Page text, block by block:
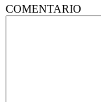
COMENTARIO